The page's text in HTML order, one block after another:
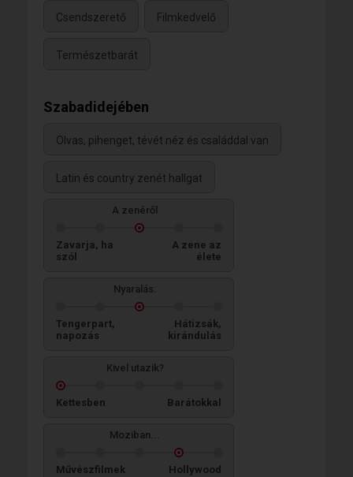
Csendszerető Filmkedvelő
Természetbarát
Szabadidejében
Olvas, pihenget, tévét néz és családdal van
Latin és country zenét hallgat
A zenéről
Zavarja, ha
szól
A zene az
élete
Nyaralás:
Tengerpart,
napozás
Hátizsák,
kirándulás
Kivel utazik?
Kettesben Barátokkal
Moziban...
Művészfilmek Hollywood